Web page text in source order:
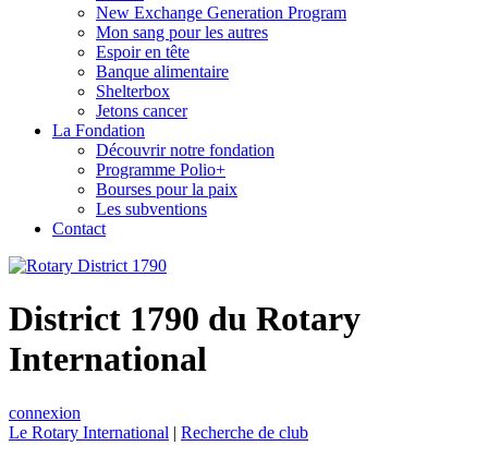
New Exchange Generation Program
Mon sang pour les autres
Espoir en tête
Banque alimentaire
Shelterbox
Jetons cancer
La Fondation
Découvrir notre fondation
Programme Polio+
Bourses pour la paix
Les subventions
Contact
District 1790 du Rotary
International
connexion
Le Rotary International | Recherche de club